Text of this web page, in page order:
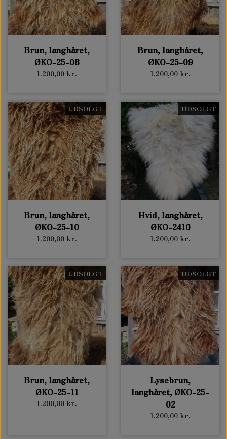
Brun, langhåret,
ØKO-25-08
1.200,00 kr.
Brun, langhåret,
ØKO-25-09
1.200,00 kr.
UDSOLGT
Brun, langhåret,
ØKO-25-10
1.200,00 kr.
UDSOLGT
Hvid, langhåret,
ØKO-2410
1.200,00 kr.
UDSOLGT
Brun, langhåret,
ØKO-25-11
1.200,00 kr.
UDSOLGT
Lysebrun,
langhåret, ØKO-25-
02
1.200,00 kr.